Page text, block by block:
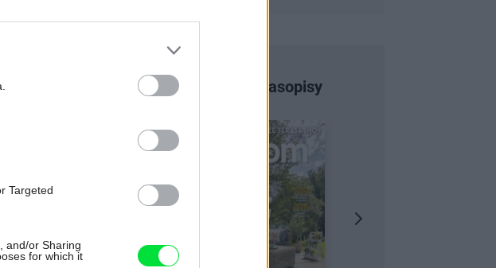
Targeted
and/or Sharing
for which it
Najnovšie časopisy